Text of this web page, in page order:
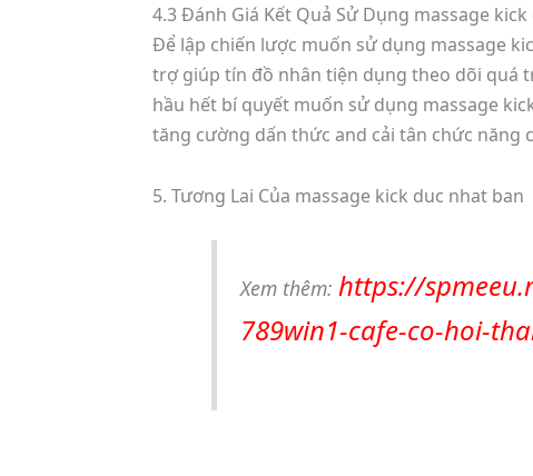
4.3 Đánh Giá Kết Quả Sử Dụng massage
Để lập chiến lược muốn sử dụng massage
trợ giúp tín đồ nhân tiện dụng theo dõi quá
hầu hết bí quyết muốn sử dụng massage
tăng cường dấn thức and cải tân chức năng
5. Tương Lai Của massage kick duc nhat ban
Xem thêm: https://
789win1-cafe-co-hoi-